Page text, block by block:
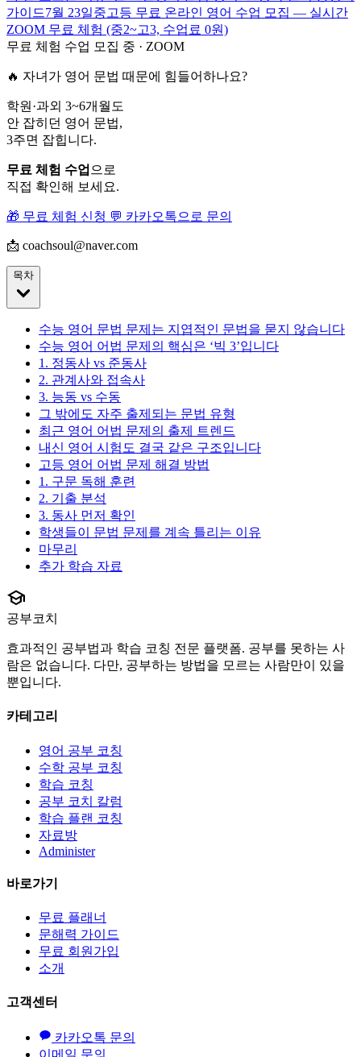
가이드7월 23일중고등 무료 온라인 영어 수업 모집 — 실시간
ZOOM 무료 체험 (중2~고3, 수업료 0원)
무료 체험 수업 모집 중 · ZOOM
🔥 자녀가 영어 문법 때문에 힘들어하나요?
학원·과외 3~6개월도
안 잡히던 영어 문법,
3주면 잡힙니다.
무료 체험 수업 으로
직접 확인해 보세요.
🎁 무료 체험 신청 💬 카카오톡으로 문의
📩 coachsoul@naver.com
목차
수능 영어 문법 문제는 지엽적인 문법을 묻지 않습니다
수능 영어 어법 문제의 핵심은 ‘빅 3’입니다
1. 정동사 vs 준동사
2. 관계사와 접속사
3. 능동 vs 수동
그 밖에도 자주 출제되는 문법 유형
최근 영어 어법 문제의 출제 트렌드
내신 영어 시험도 결국 같은 구조입니다
고등 영어 어법 문제 해결 방법
1. 구문 독해 훈련
2. 기출 분석
3. 동사 먼저 확인
학생들이 문법 문제를 계속 틀리는 이유
마무리
추가 학습 자료
school
공부코치
효과적인 공부법과 학습 코칭 전문 플랫폼. 공부를 못하는 사
람은 없습니다. 다만, 공부하는 방법을 모르는 사람만이 있을
뿐입니다.
카테고리
영어 공부 코칭
수학 공부 코칭
학습 코칭
공부 코치 칼럼
학습 플랜 코칭
자료방
Administer
바로가기
무료 플래너
문해력 가이드
무료 회원가입
소개
고객센터
카카오톡 문의
이메일 문의